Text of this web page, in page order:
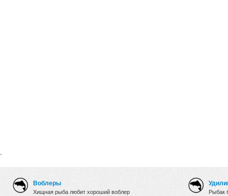
.
Воблеры
Хищная рыба любит хороший воблер Рыбак